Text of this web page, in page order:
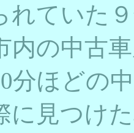
れていた
内の中古
分ほどの
に見つけ